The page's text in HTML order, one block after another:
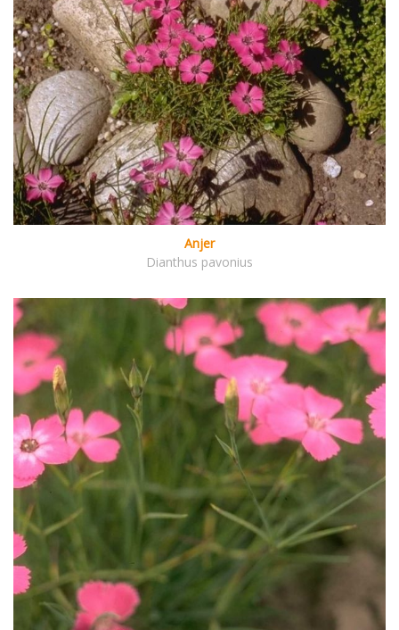
Anjer
Dianthus pavonius